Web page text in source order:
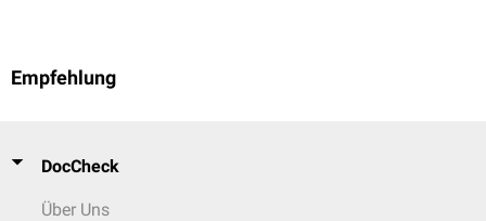
Empfehlung
DocCheck
Über Uns